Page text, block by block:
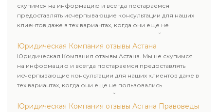
скупимся на информацию и всегда постараемся
предоставлять исчерпывающие консультации для наших
клиентов даже в тех вариантах, когда они еще не
пользовались юридическими услугами нашей компании.
Юридическая Компания отзывы Астана
Юридическая Компания отзывы Астана. Мы не скупимся
на информацию и всегда постараемся предоставлять
исчерпывающие консультации для наших клиентов даже в
тех вариантах, когда они еще не пользовались
юридическими услугами нашей компании.
Юридическая Компания отзывы Астана Правоведы